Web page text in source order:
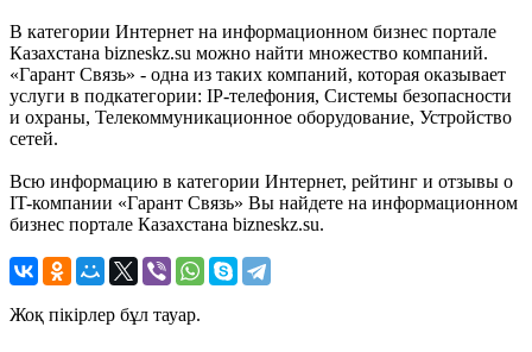
В категории Интернет на информационном бизнес портале
Казахстана bizneskz.su можно найти множество компаний.
«Гарант Связь» - одна из таких компаний, которая оказывает
услуги в подкатегории: IP-телефония, Системы безопасности
и охраны, Телекоммуникационное оборудование, Устройство
сетей.
Всю информацию в категории Интернет, рейтинг и отзывы о
IT-компании «Гарант Связь» Вы найдете на информационном
бизнес портале Казахстана bizneskz.su.
Жоқ пікірлер бұл тауар.